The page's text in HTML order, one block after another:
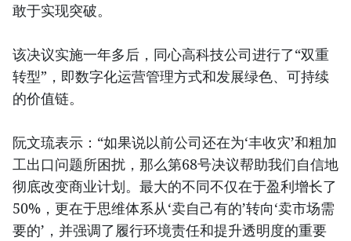
敢于实现突破。
该决议实施一年多后，同心高科技公司进行了“双重
转型”，即数字化运营管理方式和发展绿色、可持续
的价值链。
阮文琉表示：“如果说以前公司还在为‘丰收灾’和粗加
工出口问题所困扰，那么第68号决议帮助我们自信地
彻底改变商业计划。最大的不同不仅在于盈利增长了
50%，更在于思维体系从‘卖自己有的’转向‘卖市场需
要的’，并强调了履行环境责任和提升透明度的重要